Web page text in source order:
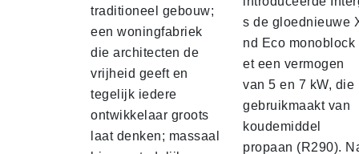
traditioneel gebouw;
een woningfabriek
die architecten de
vrijheid geeft en
tegelijk iedere
ontwikkelaar groots
laat denken; massaal
s de gloednieuwe
nd Eco monoblock
et een vermogen
van 5 en 7 kW, die
gebruikmaakt van
koudemiddel
propaan (R290).